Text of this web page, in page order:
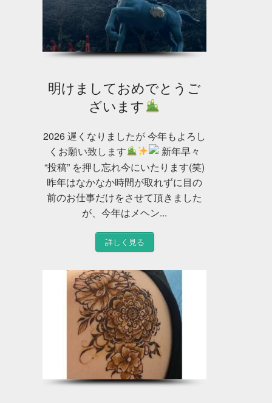
明けましておめでとうご
ざいます
2026 遅くなりましたが 今年もよろし
くお願い致します
新年早々
“投稿” を押し忘れ今にいたります(笑)
昨年はなかなか時間が取れずに目の
前のお仕事だけをさせて頂きました
が、今年はメヘン...
詳しく見る